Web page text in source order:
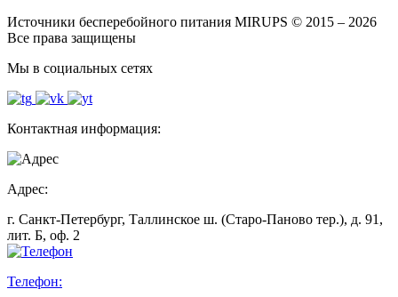
Источники бесперебойного питания MIRUPS © 2015 – 2026
Все права защищены
Мы в социальных сетях
Контактная информация:
Адрес:
г. Санкт-Петербург, Таллинское ш. (Старо-Паново тер.), д. 91,
лит. Б, оф. 2
Телефон: